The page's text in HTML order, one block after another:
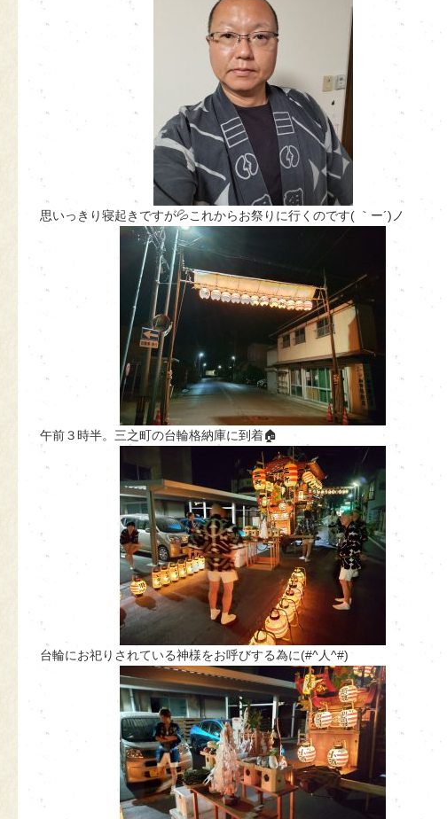
思いっきり寝起きですが💦これからお祭りに行くのです( ｀ー´)ノ
午前３時半。三之町の台輪格納庫に到着🏠
台輪にお祀りされている神様をお呼びする為に(#^人^#)